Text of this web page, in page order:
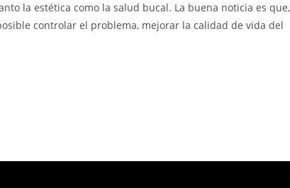
la estética como la salud bucal. La buena noticia es que,
controlar el problema, mejorar la calidad de vida del